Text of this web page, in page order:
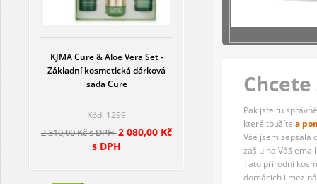
KJMA Cure & Aloe Vera Set -
Základní kosmetická dárková
sada Cure
Kód: 1299
2 310,00 Kč s DPH2 080,00 Kč
s DPH
Pak jste tu
které toužíte a
Vše jsem sepsala
zašlu na Váš
Tato přírodní
domácích i